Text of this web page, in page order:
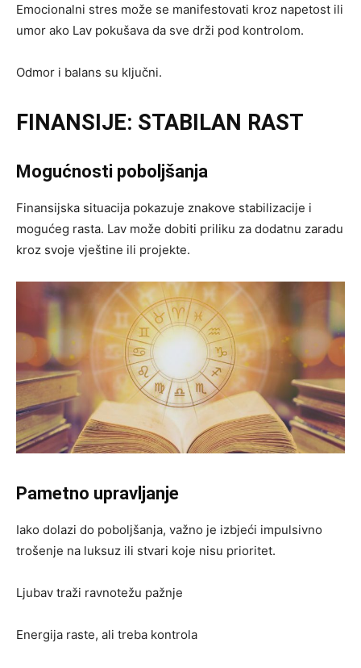
Emocionalni stres može se manifestovati kroz napetost ili
umor ako Lav pokušava da sve drži pod kontrolom.
Odmor i balans su ključni.
FINANSIJE: STABILAN RAST
Mogućnosti poboljšanja
Finansijska situacija pokazuje znakove stabilizacije i
mogućeg rasta. Lav može dobiti priliku za dodatnu zaradu
kroz svoje vještine ili projekte.
Pametno upravljanje
Iako dolazi do poboljšanja, važno je izbjeći impulsivno
trošenje na luksuz ili stvari koje nisu prioritet.
Ljubav traži ravnotežu pažnje
Energija raste, ali treba kontrola